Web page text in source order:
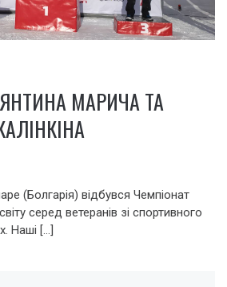
МАРИЧА ТА
(Болгарія) відбувся Чемпіонат
серед ветеранів зі спортивного
Наші […]